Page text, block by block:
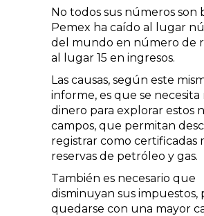
No todos sus números son
Pemex ha caído al lugar
del mundo en número de
al lugar 15 en ingresos.
Las causas, según este
informe, es que se necesita
dinero para explorar estos
campos, que permitan
registrar como certificadas
reservas de petróleo y gas.
También es necesario que
disminuyan sus impuestos,
quedarse con una mayor